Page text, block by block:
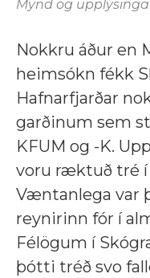
Mynd og
Nokkru áður en
heimsókn fékk
Hafnarfjarðar
garðinum sem
KFUM og -K.
voru ræktuð tré í
Væntanlega var
reynirinn fór í
Félögum í
þótti tréð svo